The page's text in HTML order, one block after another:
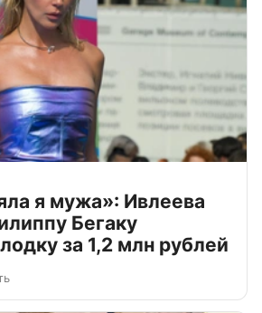
я мужа»: Ивлеева
Бегаку
за 1,2 млн рублей